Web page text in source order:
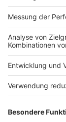
Impressum
Jobs